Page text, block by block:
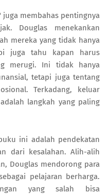
membahas pentingnya
Douglas menekankan
mereka yang tidak hanya
juga tahu kapan harus
merugi. Ini tidak hanya
tetapi juga tentang
Terkadang, keluar
langkah yang paling
ini adalah pendekatan
dari kesalahan. Alih-alih
Douglas mendorong para
pelajaran berharga.
yang salah bisa